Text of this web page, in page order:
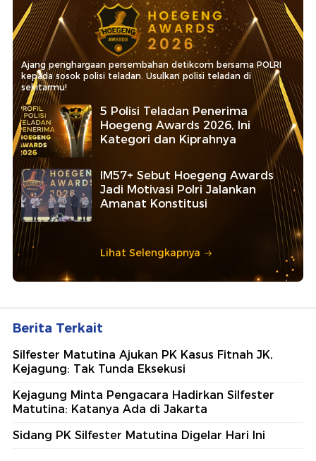
Ajang penghargaan persembahan detikcom bersama POLRI
kepada sosok polisi teladan. Usulkan polisi teladan di
sekitarmu!
5 Polisi Teladan Penerima
Hoegeng Awards 2026, Ini
Kategori dan Kiprahnya
IM57+ Sebut Hoegeng Awards
Jadi Motivasi Polri Jalankan
Amanat Konstitusi
Lihat Selengkapnya
Berita Terkait
Silfester Matutina Ajukan PK Kasus Fitnah JK,
Kejagung: Tak Tunda Eksekusi
Kejagung Minta Pengacara Hadirkan Silfester
Matutina: Katanya Ada di Jakarta
Sidang PK Silfester Matutina Digelar Hari Ini